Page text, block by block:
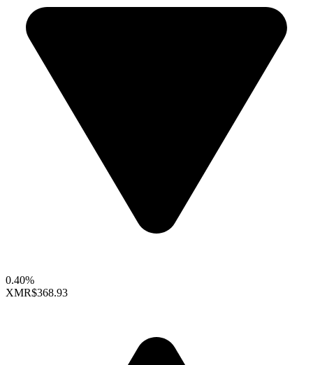
0.40%
XMR$368.93